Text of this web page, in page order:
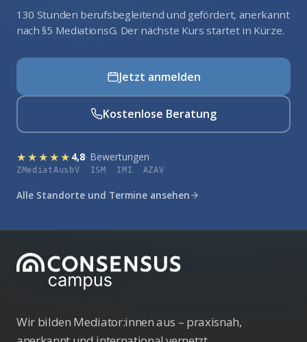
130 Stunden berufsbegleitend und gefördert, anerkannt
nach §5 MediationsG. Der nächste Kurs startet in Kürze.
Jetzt anmelden
Kostenlose Beratung
★★★★★ 4,8· Bewertungen
ZMediatAusbV ISM IMI AZAV
Alle Standorte und Termine ansehen
Wir bilden Mediator:innen aus – praxisnah,